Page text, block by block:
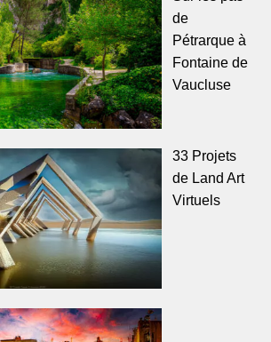
de
Pétrarque à
Fontaine de
Vaucluse
33 Projets
de Land Art
Virtuels